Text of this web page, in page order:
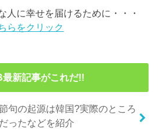
人に幸せを届けるために・・・
らをクリック
新記事がこれだ!!
句の起源は韓国?実際のところ
ったなどを紹介